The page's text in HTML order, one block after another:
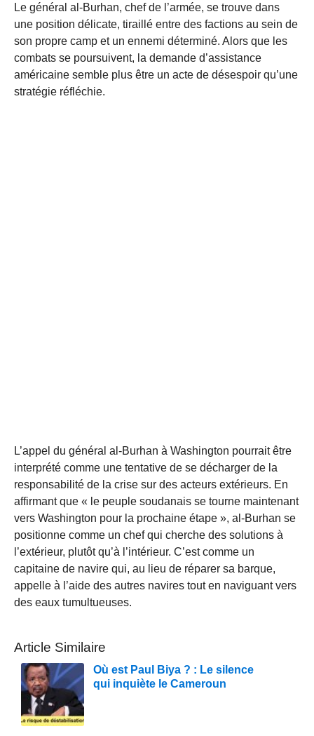
Le général al-Burhan, chef de l’armée, se trouve dans
une position délicate, tiraillé entre des factions au sein de
son propre camp et un ennemi déterminé. Alors que les
combats se poursuivent, la demande d’assistance
américaine semble plus être un acte de désespoir qu’une
stratégie réfléchie.
L’appel du général al-Burhan à Washington pourrait être
interprété comme une tentative de se décharger de la
responsabilité de la crise sur des acteurs extérieurs. En
affirmant que « le peuple soudanais se tourne maintenant
vers Washington pour la prochaine étape », al-Burhan se
positionne comme un chef qui cherche des solutions à
l’extérieur, plutôt qu’à l’intérieur. C’est comme un
capitaine de navire qui, au lieu de réparer sa barque,
appelle à l’aide des autres navires tout en naviguant vers
des eaux tumultueuses.
Article Similaire
Où est Paul Biya ? : Le silence
qui inquiète le Cameroun